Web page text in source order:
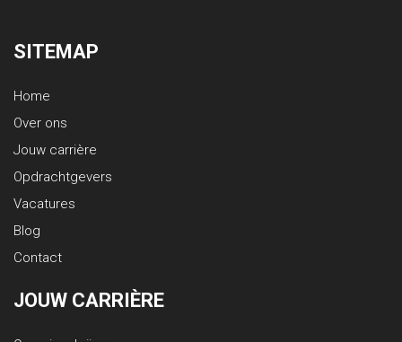
SITEMAP
Home
Over ons
Jouw carrière
Opdrachtgevers
Vacatures
Blog
Contact
JOUW CARRIÈRE